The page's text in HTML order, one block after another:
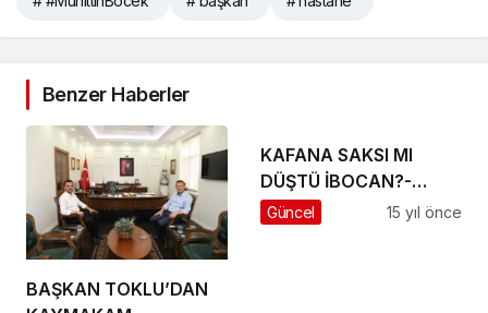
Benzer Haberler
BAŞKAN TOKLU’DAN
KAFANA SAKSI MI
DÜŞTÜ İBOCAN?-
Mesut İlhan
Güncel 15 yıl önce